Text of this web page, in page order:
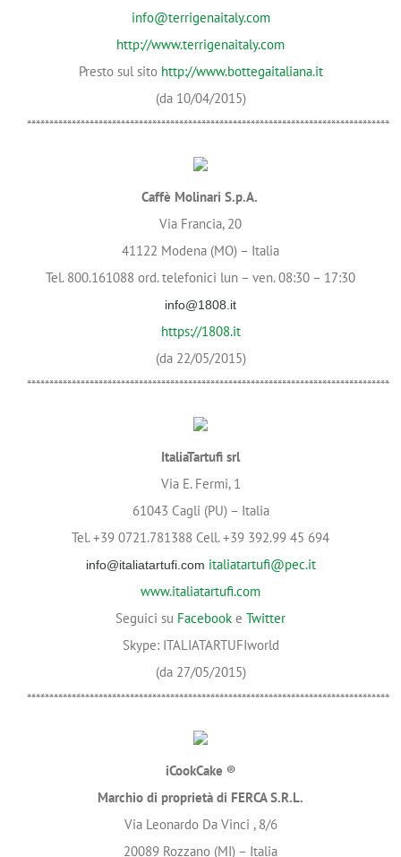
info@terrigenaitaly.com
http://www.terrigenaitaly.com
Presto sul sito http://www.bottegaitaliana.it
(da 10/04/2015)
*********************************************************************************
Caffè Molinari S.p.A.
Via Francia, 20
41122 Modena (MO) – Italia
Tel. 800.161088 ord. telefonici lun – ven. 08:30 – 17:30
info@1808.it
https://1808.it
(da 22/05/2015)
*********************************************************************************
ItaliaTartufi srl
Via E. Fermi, 1
61043 Cagli (PU) – Italia
Tel. +39 0721.781388 Cell. +39 392.99 45 694
info@italiatartufi.com italiatartufi@pec.it
www.italiatartufi.com
Seguici su Facebook e Twitter
Skype: ITALIATARTUFIworld
(da 27/05/2015)
*********************************************************************************
iCookCake ®
Marchio di proprietà di FERCA S.R.L.
Via Leonardo Da Vinci , 8/6
20089 Rozzano (MI) – Italia